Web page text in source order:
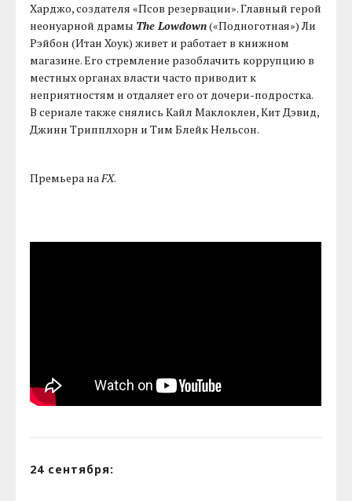
Харджо, создателя «Псов резервации». Главный герой
неонуарной драмы The Lowdown(«Подноготная») Ли
Рэйбон (Итан Хоук) живет и работает в книжном
магазине. Его стремление разоблачить коррупцию в
местных органах власти часто приводит к
неприятностям и отдаляет его от дочери-подростка.
В сериале также снялись Кайл Маклоклен, Кит Дэвид,
Джинн Трипплхорн и Тим Блейк Нельсон.
Премьера наFX.
24 сентября: